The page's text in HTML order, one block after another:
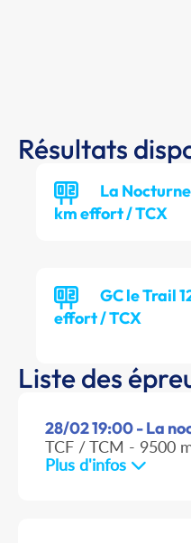
Résultats
La
km effort / TCX
GC le Trail
effort / TCX
Liste des
28/02 19:00 - La
TCF / TCM - 9500
Plus d'infos